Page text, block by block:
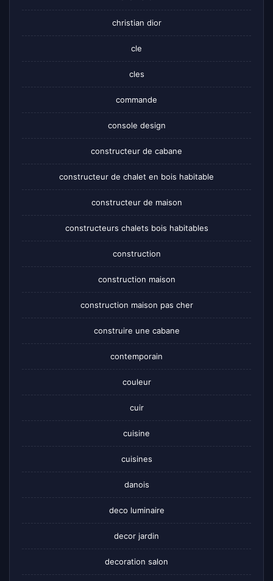
christian dior
cle
cles
commande
console design
constructeur de cabane
constructeur de chalet en bois habitable
constructeur de maison
constructeurs chalets bois habitables
construction
construction maison
construction maison pas cher
construire une cabane
contemporain
couleur
cuir
cuisine
cuisines
danois
deco luminaire
decor jardin
decoration salon